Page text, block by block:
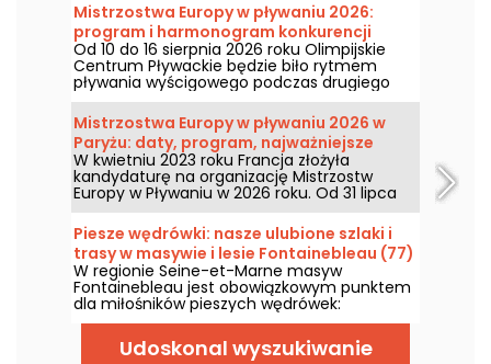
Mistrzostwa Europy w pływaniu 2026:
program i harmonogram konkurencji
pływackich w basenie
Od 10 do 16 sierpnia 2026 roku Olimpijskie
Centrum Pływackie będzie biło rytmem
pływania wyścigowego podczas drugiego
tygodnia Mistrzostw Europy w Paryżu.
Dowiedz się, czego możesz spodziewać się w
tym kluczowym tygodniu, z pełnym
programem!
Mistrzostwa Europy w pływaniu 2026 w
Paryżu: daty, program, najważniejsze
informacje o rywalizacji
W kwietniu 2023 roku Francja złożyła
kandydaturę na organizację Mistrzostw
Europy w Pływaniu w 2026 roku. Od 31 lipca
do 16 sierpnia Ośrodek Wodny Olimpijski
zaprasza do kibicowania naszym pływakom.
Oto wszystkie informacje, które warto znać
o zawodach i konkurencjach!
Piesze wędrówki: nasze ulubione szlaki i
trasy w masywie i lesie Fontainebleau (77)
W regionie Seine-et-Marne masyw
Fontainebleau jest obowiązkowym punktem
dla miłośników pieszych wędrówek:
wybraliśmy więc nasze ulubione trasy w tym
naturalnym zakątku regionu Île-de-France.
Udoskonal wyszukiwanie